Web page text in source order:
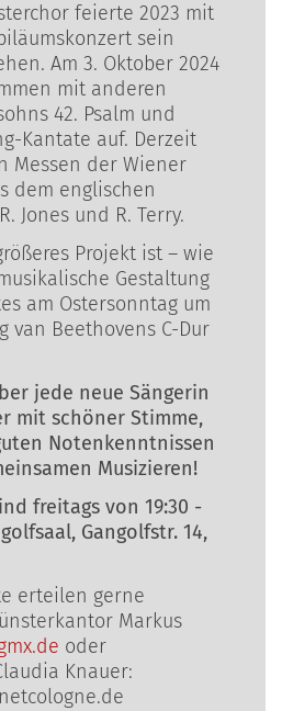
feierte 2023 mit
sein
Am 3. Oktober 2024
mit anderen
42. Psalm und
Kantate auf. Derzeit
Messen der Wiener
dem englischen
Jones und R. Terry.
Projekt ist – wie
Gestaltung
am Ostersonntag um
van Beethovens C-Dur
jede neue Sängerin
mit schöner Stimme,
Notenkenntnissen
Musizieren!
freitags von 19:30 -
Gangolfstr. 14,
erteilen gerne
Markus
oder
Knauer: